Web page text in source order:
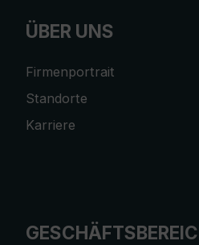
ÜBER UNS
Firmenportrait
Standorte
Karriere